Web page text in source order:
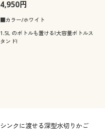
4,950円
■カラー/ホワイト
1.5L のボトルも置ける!大容量ボトルス
タンド!
シンクに渡せる深型水切りかご